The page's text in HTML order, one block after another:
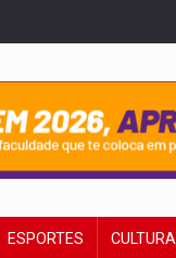
ESPORTES CULTURA